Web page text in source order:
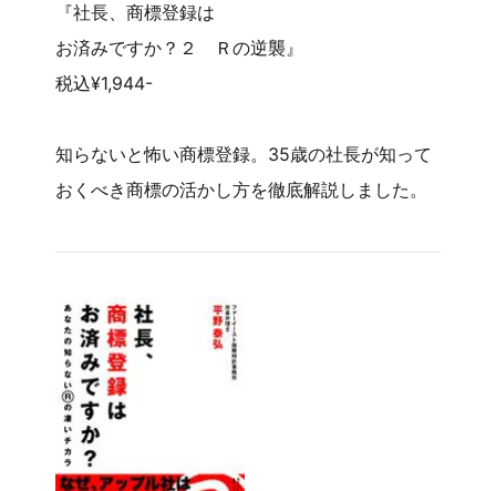
『社長、商標登録は
お済みですか？２ Ｒの逆襲』
税込¥1,944-
知らないと怖い商標登録。35歳の社長が知って
おくべき商標の活かし方を徹底解説しました。